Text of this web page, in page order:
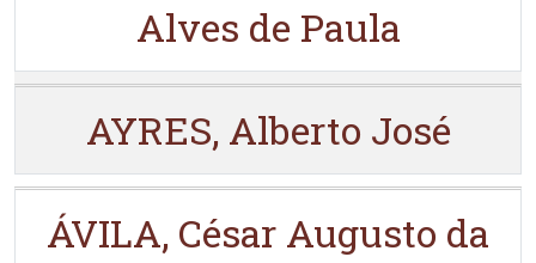
Alves de Paula
AYRES, Alberto José
ÁVILA, César Augusto da